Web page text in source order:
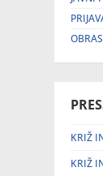
KRIŽ
KRIŽ